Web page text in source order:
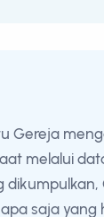
Gereja
melalui
dikumpulkan,
saja yang